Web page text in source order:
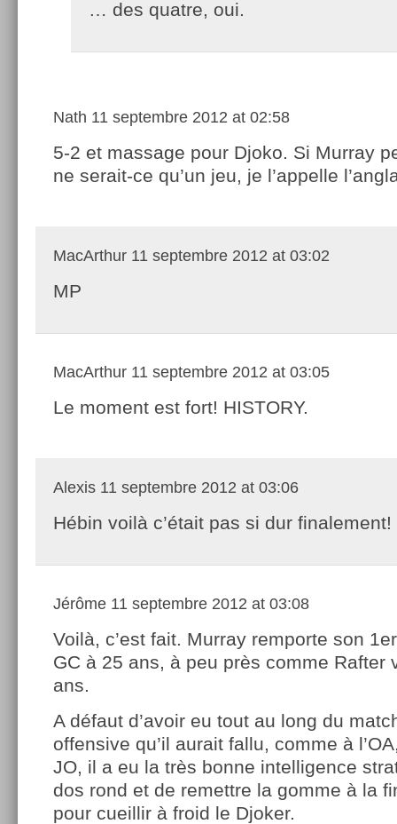
… des quatre, oui.
Nath 11 septembre 2012 at 02:58
5-2 et massage pour Djoko. Si Murray
ne serait-ce qu’un jeu, je l’appelle
MacArthur 11 septembre 2012 at 03:02
MP
MacArthur 11 septembre 2012 at 03:05
Le moment est fort! HISTORY.
Alexis 11 septembre 2012 at 03:06
Hébin voilà c’était pas si dur finalement!
Jérôme 11 septembre 2012 at 03:08
Voilà, c’est fait. Murray remporte son
GC à 25 ans, à peu près comme Rafter
ans.
A défaut d’avoir eu tout au long du
offensive qu’il aurait fallu, comme à
JO, il a eu la très bonne intelligence
dos rond et de remettre la gomme à la
pour cueillir à froid le Djoker.